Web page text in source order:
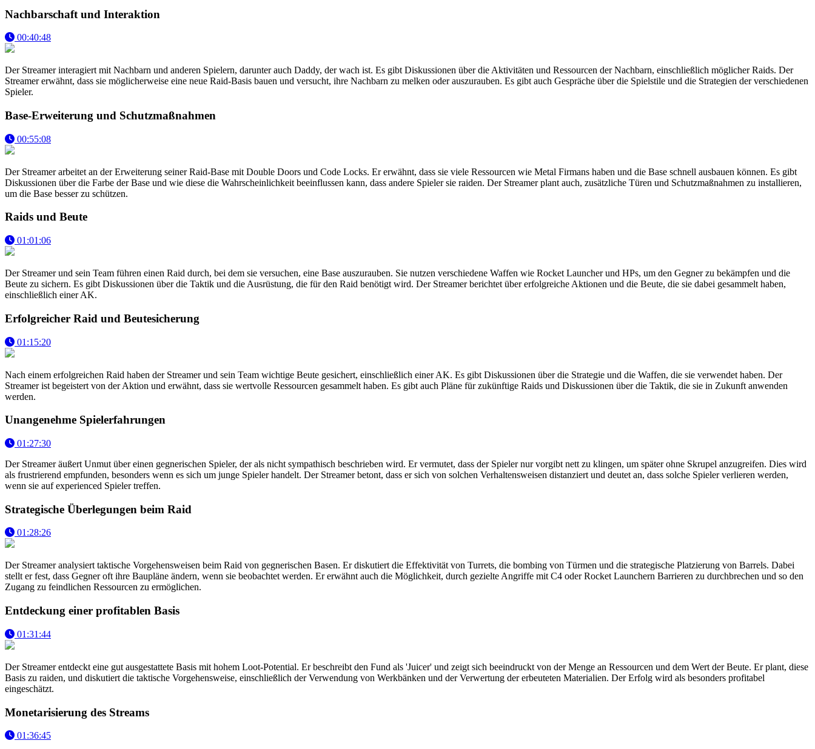
Nachbarschaft und Interaktion
00:40:48
Der Streamer interagiert mit Nachbarn und anderen Spielern, darunter auch Daddy, der wach ist. Es gibt Diskussionen über die Aktivitäten und Ressourcen der Nachbarn, einschließlich möglicher Raids. Der
Streamer erwähnt, dass sie möglicherweise eine neue Raid-Basis bauen und versucht, ihre Nachbarn zu melken oder auszurauben. Es gibt auch Gespräche über die Spielstile und die Strategien der verschiedenen
Spieler.
Base-Erweiterung und Schutzmaßnahmen
00:55:08
Der Streamer arbeitet an der Erweiterung seiner Raid-Base mit Double Doors und Code Locks. Er erwähnt, dass sie viele Ressourcen wie Metal Firmans haben und die Base schnell ausbauen können. Es gibt
Diskussionen über die Farbe der Base und wie diese die Wahrscheinlichkeit beeinflussen kann, dass andere Spieler sie raiden. Der Streamer plant auch, zusätzliche Türen und Schutzmaßnahmen zu installieren,
um die Base besser zu schützen.
Raids und Beute
01:01:06
Der Streamer und sein Team führen einen Raid durch, bei dem sie versuchen, eine Base auszurauben. Sie nutzen verschiedene Waffen wie Rocket Launcher und HPs, um den Gegner zu bekämpfen und die
Beute zu sichern. Es gibt Diskussionen über die Taktik und die Ausrüstung, die für den Raid benötigt wird. Der Streamer berichtet über erfolgreiche Aktionen und die Beute, die sie dabei gesammelt haben,
einschließlich einer AK.
Erfolgreicher Raid und Beutesicherung
01:15:20
Nach einem erfolgreichen Raid haben der Streamer und sein Team wichtige Beute gesichert, einschließlich einer AK. Es gibt Diskussionen über die Strategie und die Waffen, die sie verwendet haben. Der
Streamer ist begeistert von der Aktion und erwähnt, dass sie wertvolle Ressourcen gesammelt haben. Es gibt auch Pläne für zukünftige Raids und Diskussionen über die Taktik, die sie in Zukunft anwenden
werden.
Unangenehme Spielerfahrungen
01:27:30
Der Streamer äußert Unmut über einen gegnerischen Spieler, der als nicht sympathisch beschrieben wird. Er vermutet, dass der Spieler nur vorgibt nett zu klingen, um später ohne Skrupel anzugreifen. Dies wird
als frustrierend empfunden, besonders wenn es sich um junge Spieler handelt. Der Streamer betont, dass er sich von solchen Verhaltensweisen distanziert und deutet an, dass solche Spieler verlieren werden,
wenn sie auf experienced Spieler treffen.
Strategische Überlegungen beim Raid
01:28:26
Der Streamer analysiert taktische Vorgehensweisen beim Raid von gegnerischen Basen. Er diskutiert die Effektivität von Turrets, die bombing von Türmen und die strategische Platzierung von Barrels. Dabei
stellt er fest, dass Gegner oft ihre Baupläne ändern, wenn sie beobachtet werden. Er erwähnt auch die Möglichkeit, durch gezielte Angriffe mit C4 oder Rocket Launchern Barrieren zu durchbrechen und so den
Zugang zu feindlichen Ressourcen zu ermöglichen.
Entdeckung einer profitablen Basis
01:31:44
Der Streamer entdeckt eine gut ausgestattete Basis mit hohem Loot-Potential. Er beschreibt den Fund als 'Juicer' und zeigt sich beeindruckt von der Menge an Ressourcen und dem Wert der Beute. Er plant, diese
Basis zu raiden, und diskutiert die taktische Vorgehensweise, einschließlich der Verwendung von Werkbänken und der Verwertung der erbeuteten Materialien. Der Erfolg wird als besonders profitabel
eingeschätzt.
Monetarisierung des Streams
01:36:45